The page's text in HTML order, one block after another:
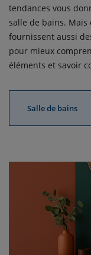
tendances vous
salle de bains. Mais
fournissent aussi
pour mieux
éléments et savoir
Salle de bains
chauffage /